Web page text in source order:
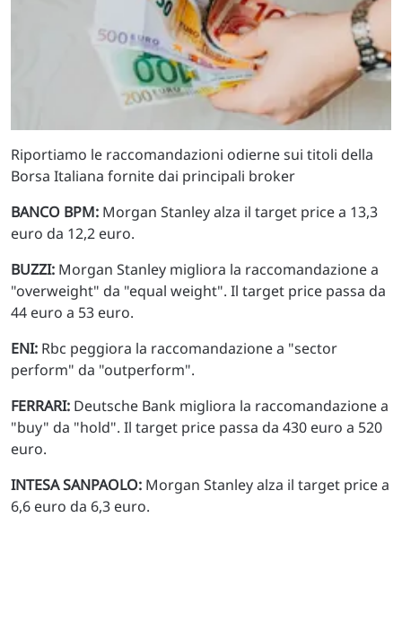
Riportiamo le raccomandazioni odierne sui titoli della
Borsa Italiana fornite dai principali broker
BANCO BPM: Morgan Stanley alza il target price a 13,3
euro da 12,2 euro.
BUZZI: Morgan Stanley migliora la raccomandazione a
"overweight" da "equal weight". Il target price passa da
44 euro a 53 euro.
ENI: Rbc peggiora la raccomandazione a "sector
perform" da "outperform".
FERRARI: Deutsche Bank migliora la raccomandazione a
"buy" da "hold". Il target price passa da 430 euro a 520
euro.
INTESA SANPAOLO: Morgan Stanley alza il target price a
6,6 euro da 6,3 euro.